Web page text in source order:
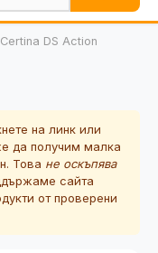
DS Action
на линк или
да получим малка
Това не оскъпява
сайта
от проверени